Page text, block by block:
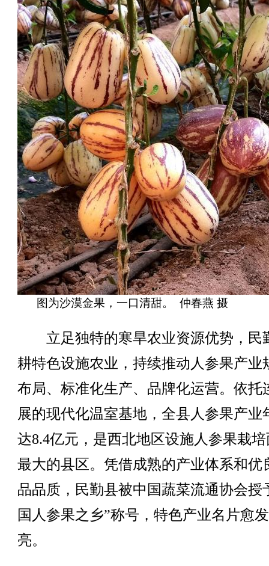
图为沙漠金果，一口清甜。 仲春燕 摄
立足独特的寒旱农业资源优势，民
耕特色设施农业，持续推动人参果产业
布局、标准化生产、品牌化运营。依托
展的现代化温室基地，全县人参果产业
达8.4亿元，是西北地区设施人参果栽
最大的县区。凭借成熟的产业体系和优
品品质，民勤县被中国蔬菜流通协会授
国人参果之乡”称号，特色产业名片愈
亮。